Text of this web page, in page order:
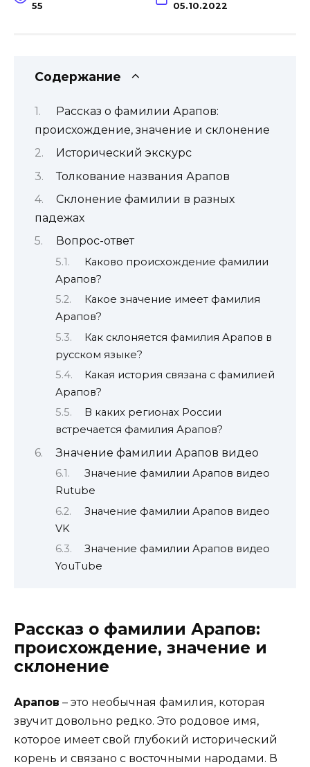
55 05.10.2022
Содержание
Рассказ о фамилии Арапов:
происхождение, значение и склонение
Исторический экскурс
Толкование названия Арапов
Склонение фамилии в разных
падежах
Вопрос-ответ
Каково происхождение фамилии
Арапов?
Какое значение имеет фамилия
Арапов?
Как склоняется фамилия Арапов в
русском языке?
Какая история связана с фамилией
Арапов?
В каких регионах России
встречается фамилия Арапов?
Значение фамилии Арапов видео
Значение фамилии Арапов видео
Rutube
Значение фамилии Арапов видео
VK
Значение фамилии Арапов видео
YouTube
Рассказ о фамилии Арапов:
происхождение, значение и
склонение
Арапов – это необычная фамилия, которая
звучит довольно редко. Это родовое имя,
которое имеет свой глубокий исторический
корень и связано с восточными народами. В